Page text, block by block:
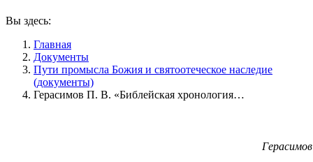
Вы здесь:
Главная
Документы
Пути промысла Божия и святоотеческое наследие
(документы)
Герасимов П. В. «Библейская хронология…